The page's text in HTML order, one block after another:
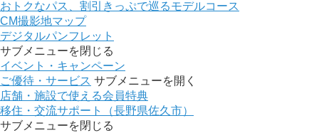
おトクなパス、割引きっぷで巡るモデルコース
CM撮影地マップ
デジタルパンフレット
サブメニューを閉じる
イベント・キャンペーン
ご優待・サービス サブメニューを開く
店舗・施設で使える会員特典
移住・交流サポート（長野県佐久市）
サブメニューを閉じる